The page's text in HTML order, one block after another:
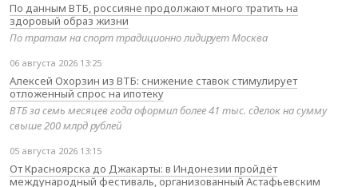
По данным ВТБ, россияне продолжают много тратить на
здоровый образ жизни
По тратам на спорт традиционно лидирует Москва
06 августа 2026 13:25
Алексей Охорзин из ВТБ: снижение ставок стимулирует
отложенный спрос на ипотеку
ВТБ за семь месяцев года оформил более 41 тыс. сделок на сумму
свыше 200 млрд рублей
05 августа 2026 13:15
От Красноярска до Джакарты: в Индонезии пройдёт
международный фестиваль, организованный Астафьевским